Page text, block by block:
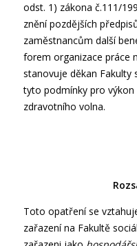
odst. 1) zákona č.111/
znění pozdějších
zaměstnancům další
forem organizace práce
stanovuje děkan Fakulty
tyto podmínky pro
zdravotního volna.
Toto opatření se
zařazení na Fakultě